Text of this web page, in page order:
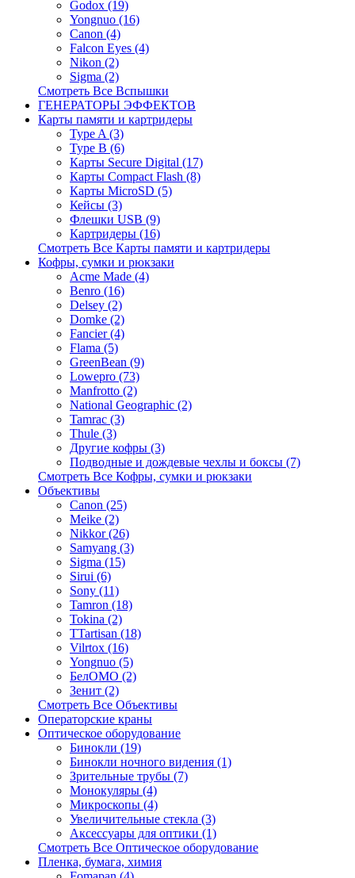
Godox (19)
Yongnuo (16)
Canon (4)
Falcon Eyes (4)
Nikon (2)
Sigma (2)
Смотреть Все Вспышки
ГЕНЕРАТОРЫ ЭФФЕКТОВ
Карты памяти и картридеры
Type A (3)
Type B (6)
Карты Secure Digital (17)
Карты Compact Flash (8)
Карты MicroSD (5)
Кейсы (3)
Флешки USB (9)
Картридеры (16)
Смотреть Все Карты памяти и картридеры
Кофры, сумки и рюкзаки
Acme Made (4)
Benro (16)
Delsey (2)
Domke (2)
Fancier (4)
Flama (5)
GreenBean (9)
Lowepro (73)
Manfrotto (2)
National Geographic (2)
Tamrac (3)
Thule (3)
Другие кофры (3)
Подводные и дождевые чехлы и боксы (7)
Смотреть Все Кофры, сумки и рюкзаки
Объективы
Canon (25)
Meike (2)
Nikkor (26)
Samyang (3)
Sigma (15)
Sirui (6)
Sony (11)
Tamron (18)
Tokina (2)
TTartisan (18)
Vilrtox (16)
Yongnuo (5)
БелOMO (2)
Зенит (2)
Смотреть Все Объективы
Операторские краны
Оптическое оборудование
Бинокли (19)
Бинокли ночного видения (1)
Зрительные трубы (7)
Монокуляры (4)
Микроскопы (4)
Увеличительные стекла (3)
Аксессуары для оптики (1)
Смотреть Все Оптическое оборудование
Пленка, бумага, химия